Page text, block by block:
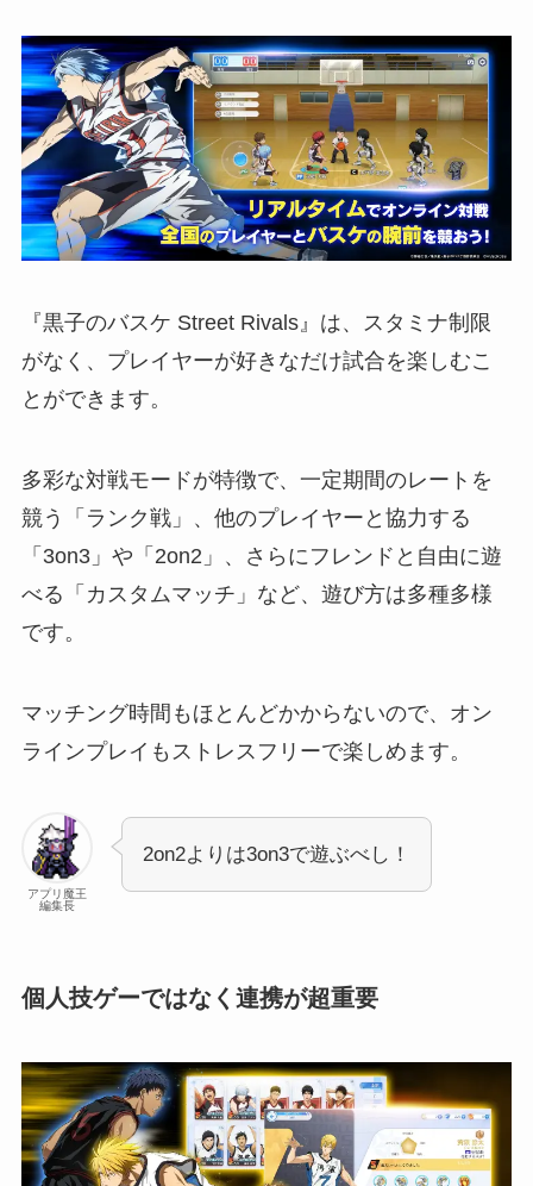
『黒子のバスケ Street Rivals』は、スタミナ制限
がなく、プレイヤーが好きなだけ試合を楽しむこ
とができます。
多彩な対戦モードが特徴で、一定期間のレートを
競う「ランク戦」、他のプレイヤーと協力する
「3on3」や「2on2」、さらにフレンドと自由に遊
べる「カスタムマッチ」など、遊び方は多種多様
です。
マッチング時間もほとんどかからないので、オン
ラインプレイもストレスフリーで楽しめます。
アプリ魔王
編集長
2on2よりは3on3で遊ぶべし！
個人技ゲーではなく連携が超重要